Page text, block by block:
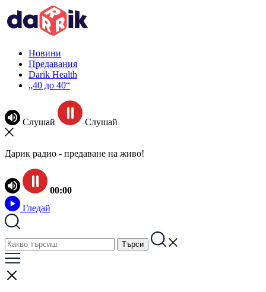
Новини
Предавания
Darik Health
„40 до 40“
Слушай Слушай
Дарик радио - предаване на живо!
00:00
Гледай